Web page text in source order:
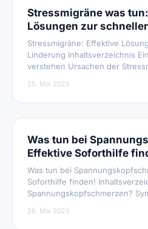
Stressmigräne was
Lösungen zur
Stressmigräne: Effektive
Linderung Inhaltsverzeichnis
verstehen Ursachen der
25. Mai 2025
Was tun bei
Effektive Soforthilfe
Was tun bei
Soforthilfe finden!
Spannungskopfschmerzen?
26. Mai 2025